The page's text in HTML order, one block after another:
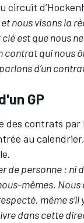
circuit
nous visons la
est que nous
qui nous
d’un
GP
des contrats
au
personne : ni
mêmes. Nous
même s’il
dans cette